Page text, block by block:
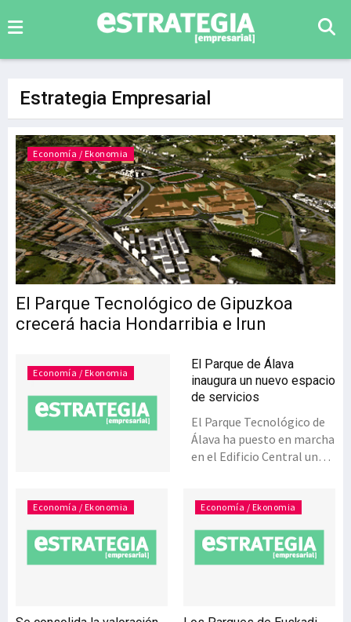
Estrategia Empresarial
El Parque Tecnológico de Gipuzkoa
crecerá hacia Hondarribia e Irun
Economía / Ekonomia
Economía / Ekonomia
El Parque de Álava
inaugura un nuevo espacio
de servicios
El Parque Tecnológico de
Álava ha puesto en marcha
en el Edificio Central un
empresas dedicadas a la
realización de diferentes
servicios empresariales. El
objetivo de este nuevo
Economía / Ekonomia Economía / Ekonomia